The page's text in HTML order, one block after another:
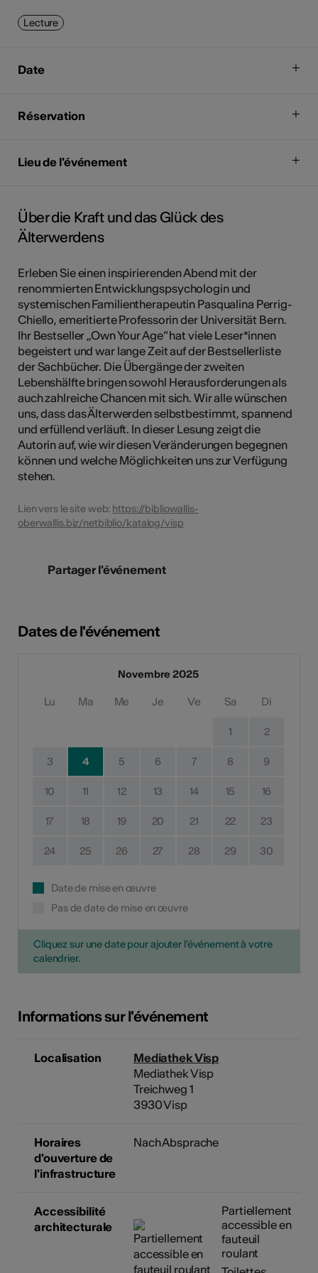
Lecture
Date
Réservation
Lieu de l'événement
Über die Kraft und das Glück des
Älterwerdens
Erleben Sie einen inspirierenden Abend mit der
renommierten Entwicklungspsychologin und
systemischen Familientherapeutin Pasqualina Perrig-
Chiello, emeritierte Professorin der Universität Bern.
Ihr Bestseller „Own Your Age“ hat viele Leser*innen
begeistert und war lange Zeit auf der Bestsellerliste
der Sachbücher. Die Übergänge der zweiten
Lebenshälfte bringen sowohl Herausforderungen als
auch zahlreiche Chancen mit sich. Wir alle wünschen
uns, dass das Älterwerden selbstbestimmt, spannend
und erfüllend verläuft. In dieser Lesung zeigt die
Autorin auf, wie wir diesen Veränderungen begegnen
können und welche Möglichkeiten uns zur Verfügung
stehen.
Lien vers le site web: https://bibliowallis-
oberwallis.biz/netbiblio/katalog/visp
Partager l'événement
Dates de l'événement
Novembre 2025
Lu Ma Me Je Ve Sa Di
1 2
3 4 5 6 7 8 9
10 11 12 13 14 15 16
17 18 19 20 21 22 23
24 25 26 27 28 29 30
Date de mise en œuvre
Pas de date de mise en œuvre
Cliquez sur une date pour ajouter l'événement à votre
calendrier.
Informations sur l'événement
Localisation
Mediathek Visp
Mediathek Visp
Treichweg 1
3930 Visp
Horaires
d'ouverture de
l'infrastructure
Nach Absprache
Accessibilité
architecturale
Partiellement
accessible en
fauteuil
roulant